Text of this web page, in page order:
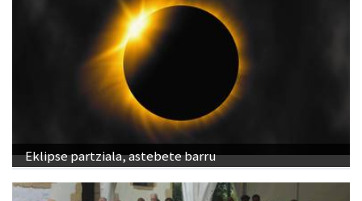
Eklipse partziala, astebete barru